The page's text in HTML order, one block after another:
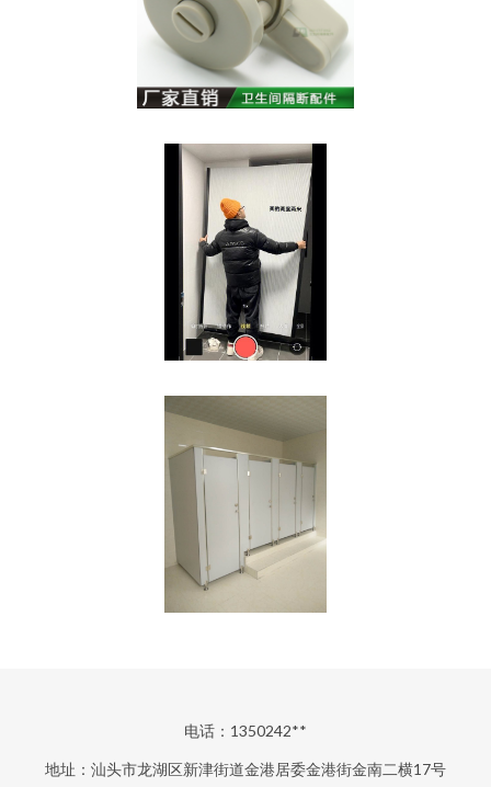
电话：1350242**
地址：汕头市龙湖区新津街道金港居委金港街金南二横17号